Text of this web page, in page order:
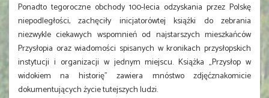
Ponadto tegoroczne obchody 100-lecia odzyskania przez Polskę
niepodległości, zachęciły inicjatorówtej książki do zebrania
niezwykle ciekawych wspomnień od najstarszych mieszkańców
Przysłopia oraz wiadomości spisanych w kronikach przysłopskich
instytucji i organizacji w jednym miejscu. Książka „Przysłop w
widokiem na historię” zawiera mnóstwo zdjęćznakomicie
dokumentujących życie tutejszych ludzi.